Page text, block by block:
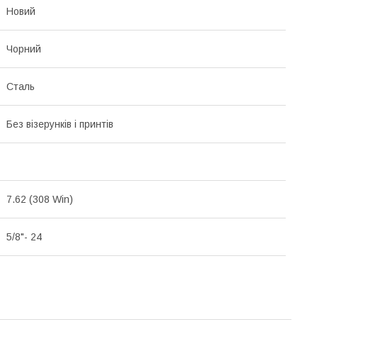
Новий
Чорний
Сталь
Без візерунків і принтів
7.62 (308 Win)
5/8"- 24